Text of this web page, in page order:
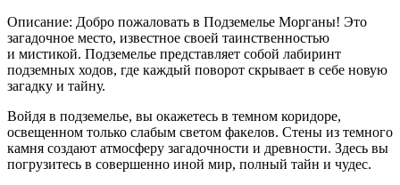
Описание: Добро пожаловать в Подземелье Морганы! Это
загадочное место, известное своей таинственностью
и мистикой. Подземелье представляет собой лабиринт
подземных ходов, где каждый поворот скрывает в себе новую
загадку и тайну.
Войдя в подземелье, вы окажетесь в темном коридоре,
освещенном только слабым светом факелов. Стены из темного
камня создают атмосферу загадочности и древности. Здесь вы
погрузитесь в совершенно иной мир, полный тайн и чудес.